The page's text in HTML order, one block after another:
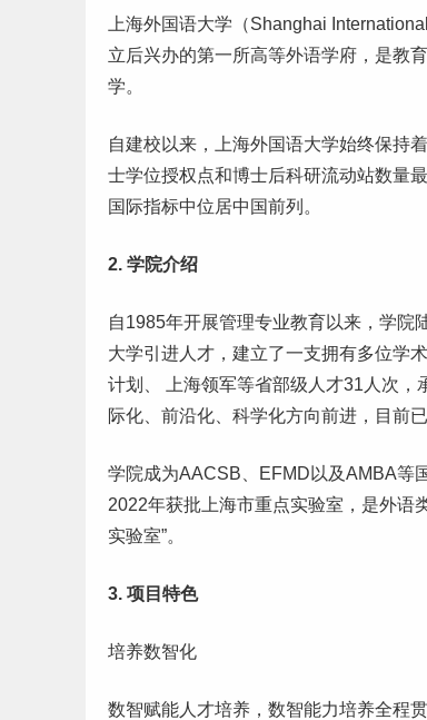
上海外国语大学（Shanghai
立后兴办的第一所高等外语学府，是教
学。
自建校以来，上海外国语大学始终保持
士学位授权点和博士后科研流动站数量
国际指标中位居中国前列。
2. 学院介绍
自1985年开展管理专业教育以来，学院
大学引进人才，建立了一支拥有多位学
计划、 上海领军等省部级人才31人次，
际化、前沿化、科学化方向前进，目前
学院成为AACSB、EFMD以及AMBA等
2022年获批上海市重点实验室，是外语
实验室”。
3. 项目特色
培养数智化
数智赋能人才培养，数智能力培养全程